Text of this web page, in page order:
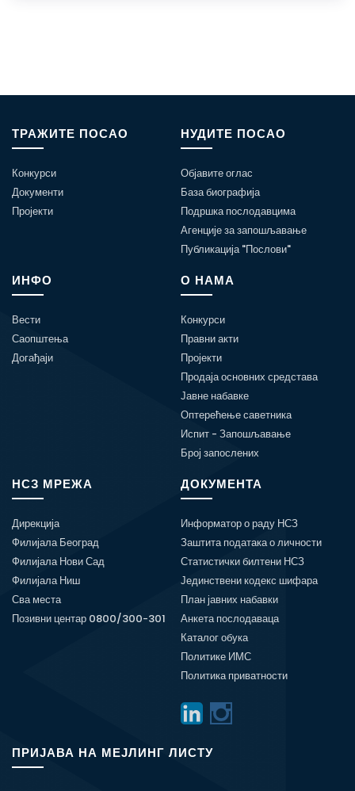
ТРАЖИТЕ ПОСАО
Конкурси
Документи
Пројекти
НУДИТЕ ПОСАО
Објавите оглас
База биографија
Подршка послодавцима
Агенције за запошљавање
Публикација "Послови"
ИНФО
Вести
Саопштења
Догађаји
О НАМА
Конкурси
Правни акти
Пројекти
Продаја основних средстава
Јавне набавке
Оптерећење саветника
Испит - Запошљавање
Број запослених
НСЗ МРЕЖА
Дирекција
Филијала Београд
Филијала Нови Сад
Филијала Ниш
Сва места
Позивни центар 0800/300-301
ДОКУМЕНТА
Информатор о раду НСЗ
Заштита података о личности
Статистички билтени НСЗ
Јединствени кодекс шифара
План јавних набавки
Анкета послодаваца
Каталог обука
Политике ИМС
Политика приватности
ПРИЈАВА НА МЕЈЛИНГ ЛИСТУ